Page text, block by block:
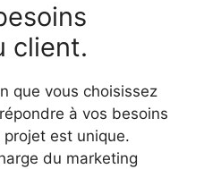
client.
que vous choisissez
à vos besoins
est unique.
du marketing